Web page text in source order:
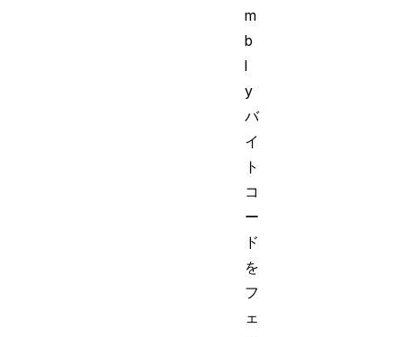
m
b
l
y
バ
イ
ト
コ
ー
ド
を
フ
ェ